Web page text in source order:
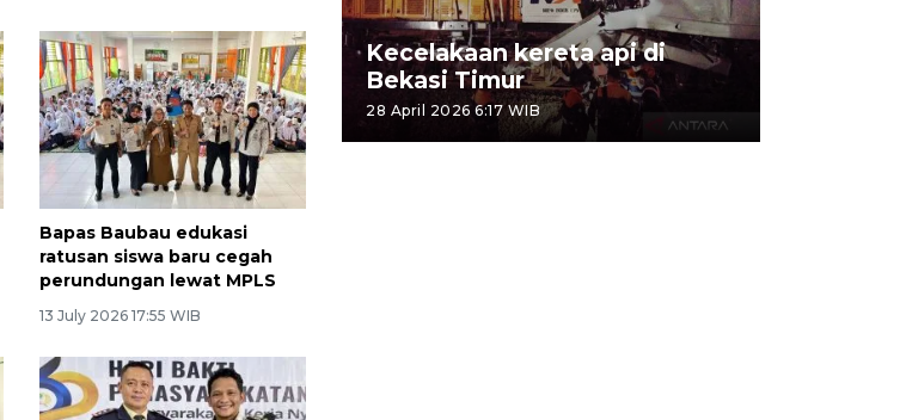
Bapas Baubau edukasi
ratusan siswa baru cegah
perundungan lewat MPLS
13 July 2026 17:55 WIB
Kecelakaan kereta api di
Bekasi Timur
28 April 2026 6:17 WIB